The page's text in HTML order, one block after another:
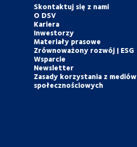
Skontaktuj się z nami
O DSV
Kariera
Inwestorzy
Materiały prasowe
Zrównoważony rozwój | ESG
Wsparcie
Newsletter
Zasady korzystania z mediów
społecznościowych